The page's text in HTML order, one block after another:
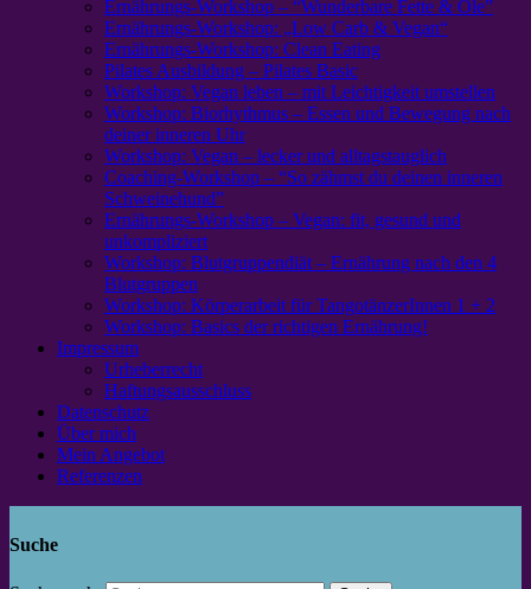
Ernährungs-Workshop – “Wunderbare Fette & Öle”
Ernährungs-Workshop: „Low Carb & Vegan“
Ernährungs-Workshop: Clean Eating
Pilates Ausbildung – Pilates Basic
Workshop: Vegan leben – mit Leichtigkeit umstellen
Workshop: Biorhythmus – Essen und Bewegung nach
deiner inneren Uhr
Workshop: Vegan – lecker und alltagstauglich
Coaching-Workshop – “So zähmst du deinen inneren
Schweinehund”
Ernährungs-Workshop – Vegan: fit, gesund und
unkompliziert
Workshop: Blutgruppendiät – Ernährung nach den 4
Blutgruppen
Workshop: Körperarbeit für TangotänzerInnen 1 + 2
Workshop: Basics der richtigen Ernährung!
Impressum
Urheberrecht
Haftungsausschluss
Datenschutz
Über mich
Mein Angebot
Referenzen
Suche